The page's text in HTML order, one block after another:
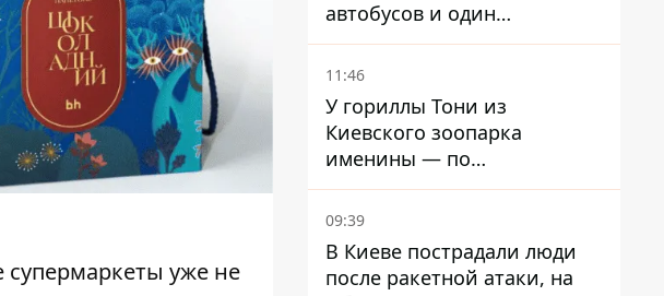
супермаркеты уже не
автобусов и один
троллейбус
11:46
У гориллы Тони из
Киевского зоопарка
именины — по
человеческим меркам ему
уже больше 90 лет
09:39
В Киеве пострадали люди
после ракетной атаки, на